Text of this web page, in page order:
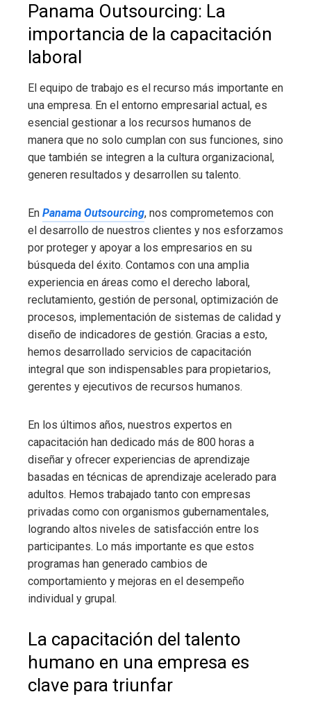
Panama Outsourcing: La
importancia de la capacitación
laboral
El equipo de trabajo es el recurso más importante en
una empresa. En el entorno empresarial actual, es
esencial gestionar a los recursos humanos de
manera que no solo cumplan con sus funciones, sino
que también se integren a la cultura organizacional,
generen resultados y desarrollen su talento.
En Panama Outsourcing, nos comprometemos con
el desarrollo de nuestros clientes y nos esforzamos
por proteger y apoyar a los empresarios en su
búsqueda del éxito. Contamos con una amplia
experiencia en áreas como el derecho laboral,
reclutamiento, gestión de personal, optimización de
procesos, implementación de sistemas de calidad y
diseño de indicadores de gestión. Gracias a esto,
hemos desarrollado servicios de capacitación
integral que son indispensables para propietarios,
gerentes y ejecutivos de recursos humanos.
En los últimos años, nuestros expertos en
capacitación han dedicado más de 800 horas a
diseñar y ofrecer experiencias de aprendizaje
basadas en técnicas de aprendizaje acelerado para
adultos. Hemos trabajado tanto con empresas
privadas como con organismos gubernamentales,
logrando altos niveles de satisfacción entre los
participantes. Lo más importante es que estos
programas han generado cambios de
comportamiento y mejoras en el desempeño
individual y grupal.
La capacitación del talento
humano en una empresa es
clave para triunfar